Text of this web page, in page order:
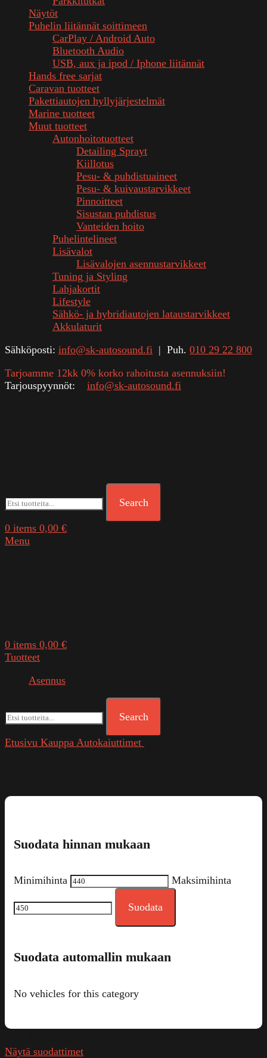
Näytöt
Puhelin liitännät soittimeen
CarPlay / Android Auto
Bluetooth Audio
USB, aux ja ipod / Iphone liitännät
Hands free sarjat
Caravan tuotteet
Pakettiautojen hyllyjärjestelmät
Marine tuotteet
Muut tuotteet
Autonhoitotuotteet
Detailing Sprayt
Kiillotus
Pesu- & puhdistuaineet
Pesu- & kuivaustarvikkeet
Pinnoitteet
Sisustan puhdistus
Vanteiden hoito
Puhelintelineet
Lisävalot
Lisävalojen asennustarvikkeet
Tuning ja Styling
Lahjakortit
Lifestyle
Sähkö- ja hybridiautojen lataustarvikkeet
Akkulaturit
Sähköposti: info@sk-autosound.fi | Puh. 010 29 22 800
Tarjoamme 12kk 0% korko rahoitusta asennuksiin!
Tarjouspyynnöt:
info@sk-autosound.fi
Search
0 items 0,00 €
Menu
0 items 0,00 €
Tuotteet
Asennus
Search
Etusivu Kauppa Autokaiuttimet
Suodata hinnan mukaan
Minimihinta Maksimihinta
Suodata
Suodata automallin mukaan
No vehicles for this category
Näytä suodattimet